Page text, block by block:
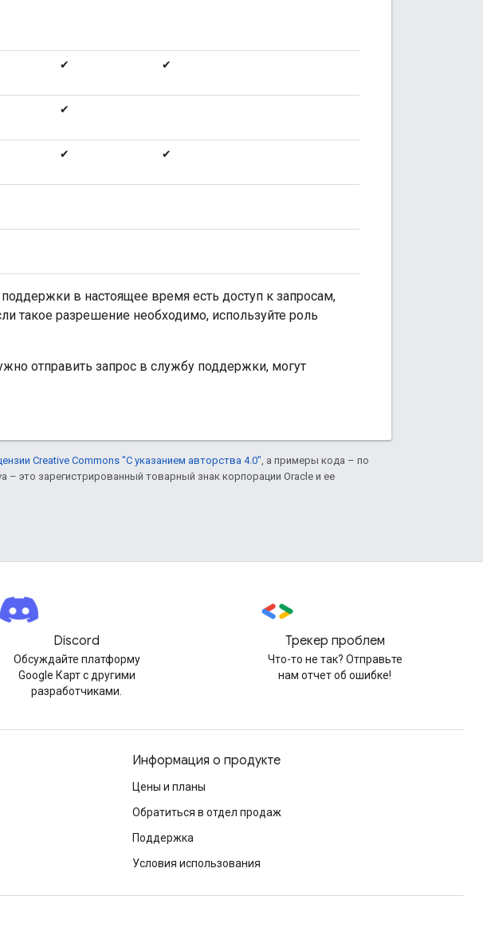
✔ ✔
✔
✔ ✔
в настоящее время есть доступ к запросам,
такое разрешение необходимо, используйте роль
отправить запрос в службу поддержки, могут
Creative Commons "С указанием авторства 4.0" , а примеры кода – по
– это зарегистрированный товарный знак корпорации Oracle и ее
Discord
Обсуждайте платформу
Google Карт с другими
разработчиками.
Трекер проблем
Что-то не так? Отправьте
нам отчет об ошибке!
Информация о продукте
Цены и планы
Обратиться в отдел продаж
Поддержка
Условия использования